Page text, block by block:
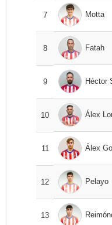
7 Motta
8 Fatah
9 Héctor
10 Álex
11 Álex
12 Pelayo
13